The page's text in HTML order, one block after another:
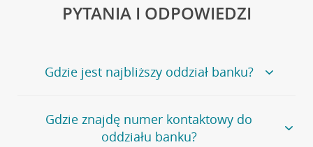
PYTANIA I ODPOWIEDZI
Gdzie jest najbliższy oddział banku?
Jeśli szukasz oddziału naszego banku, zapraszamy na
stronęPlacówki i bankomaty, na której znajduje się
wygodna wyszukiwarka.
Gdzie znajdę numer kontaktowy do
oddziału banku?